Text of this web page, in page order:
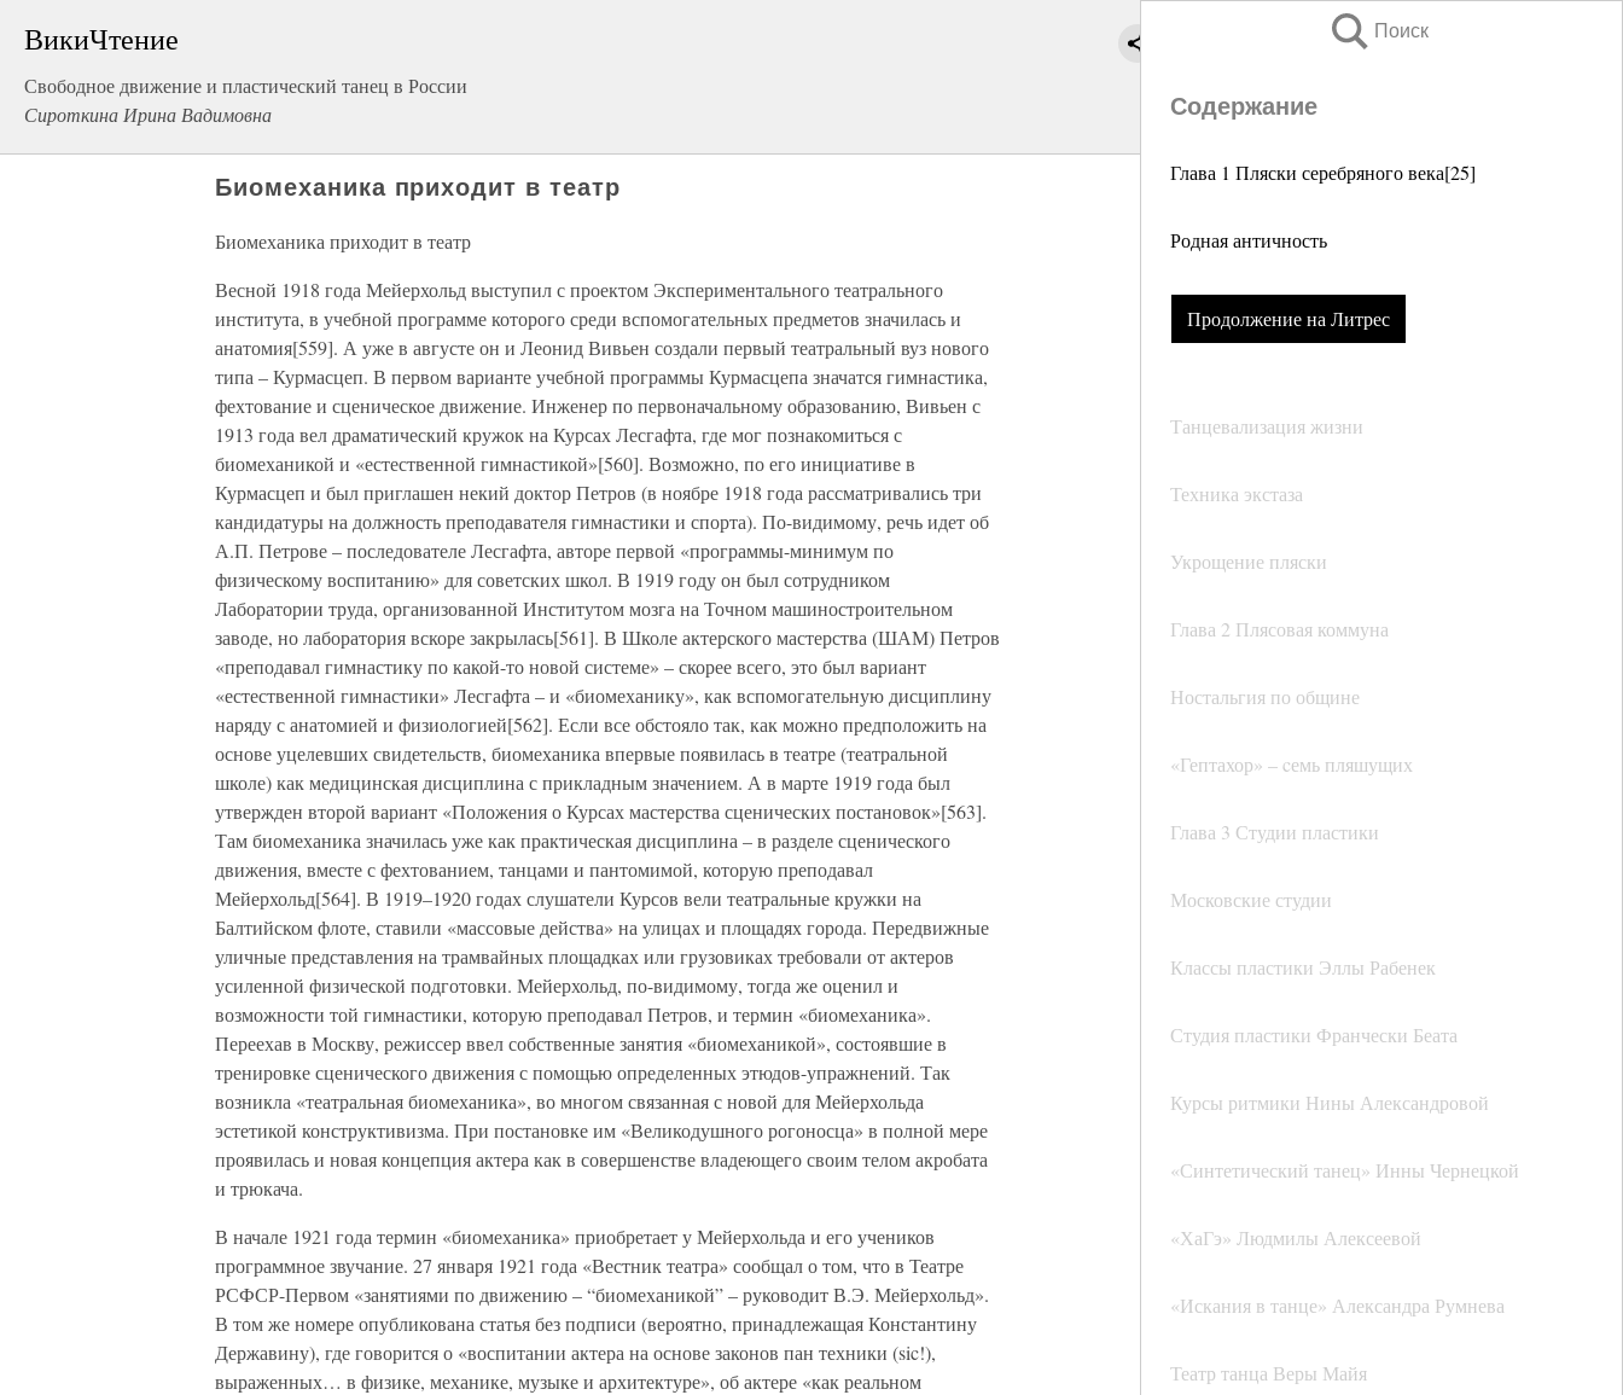
ВикиЧтение
Свободное движение и пластический танец в России
Сироткина Ирина Вадимовна
Поиск
Содержание
Глава 1 Пляски серебряного века[25]
Родная античность
Продолжение на Литрес
Танцевализация жизни
Техника экстаза
Укрощение пляски
Глава 2 Плясовая коммуна
Ностальгия по общине
«Гептахор» – cемь пляшущих
Глава 3 Студии пластики
Московские студии
Классы пластики Эллы Рабенек
Студия пластики Франчески Беата
Курсы ритмики Нины Александровой
«Синтетический танец» Инны Чернецкой
«ХаГэ» Людмилы Алексеевой
«Искания в танце» Александра Румнева
Театр танца Веры Майя
Биомеханика приходит в театр
Биомеханика приходит в театр
Весной 1918 года Мейерхольд выступил с проектом Экспериментального театрального
института, в учебной программе которого среди вспомогательных предметов значилась и
анатомия[559]. А уже в августе он и Леонид Вивьен создали первый театральный вуз нового
типа – Курмасцеп. В первом варианте учебной программы Курмасцепа значатся гимнастика,
фехтование и сценическое движение. Инженер по первоначальному образованию, Вивьен с
1913 года вел драматический кружок на Курсах Лесгафта, где мог познакомиться с
биомеханикой и «естественной гимнастикой»[560]. Возможно, по его инициативе в
Курмасцеп и был приглашен некий доктор Петров (в ноябре 1918 года рассматривались три
кандидатуры на должность преподавателя гимнастики и спорта). По-видимому, речь идет об
А.П. Петрове – последователе Лесгафта, авторе первой «программы-минимум по
физическому воспитанию» для советских школ. В 1919 году он был сотрудником
Лаборатории труда, организованной Институтом мозга на Точном машиностроительном
заводе, но лаборатория вскоре закрылась[561]. В Школе актерского мастерства (ШАМ) Петров
«преподавал гимнастику по какой-то новой системе» – скорее всего, это был вариант
«естественной гимнастики» Лесгафта – и «биомеханику», как вспомогательную дисциплину
наряду с анатомией и физиологией[562]. Если все обстояло так, как можно предположить на
основе уцелевших свидетельств, биомеханика впервые появилась в театре (театральной
школе) как медицинская дисциплина с прикладным значением. А в марте 1919 года был
утвержден второй вариант «Положения о Курсах мастерства сценических постановок»[563].
Там биомеханика значилась уже как практическая дисциплина – в разделе сценического
движения, вместе с фехтованием, танцами и пантомимой, которую преподавал
Мейерхольд[564]. В 1919–1920 годах слушатели Курсов вели театральные кружки на
Балтийском флоте, ставили «массовые действа» на улицах и площадях города. Передвижные
уличные представления на трамвайных площадках или грузовиках требовали от актеров
усиленной физической подготовки. Мейерхольд, по-видимому, тогда же оценил и
возможности той гимнастики, которую преподавал Петров, и термин «биомеханика».
Переехав в Москву, режиссер ввел собственные занятия «биомеханикой», состоявшие в
тренировке сценического движения с помощью определенных этюдов-упражнений. Так
возникла «театральная биомеханика», во многом связанная с новой для Мейерхольда
эстетикой конструктивизма. При постановке им «Великодушного рогоносца» в полной мере
проявилась и новая концепция актера как в совершенстве владеющего своим телом акробата
и трюкача.
В начале 1921 года термин «биомеханика» приобретает у Мейерхольда и его учеников
программное звучание. 27 января 1921 года «Вестник театра» сообщал о том, что в Театре
РСФСР-Первом «занятиями по движению – “биомеханикой” – руководит В.Э. Мейерхольд».
В том же номере опубликована статья без подписи (вероятно, принадлежащая Константину
Державину), где говорится о «воспитании актера на основе законов пан техники (sic!),
выраженных… в физике, механике, музыке и архитектуре», об актере «как реальном